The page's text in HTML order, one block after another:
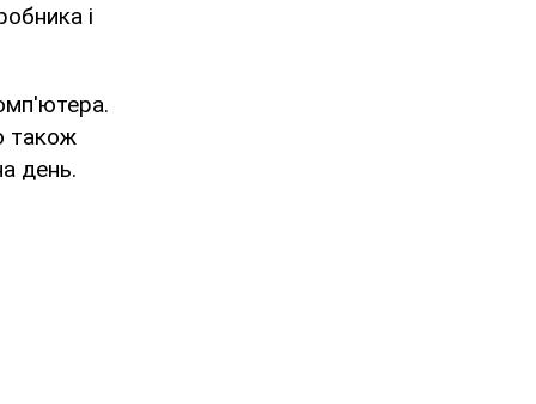
і
також
день.